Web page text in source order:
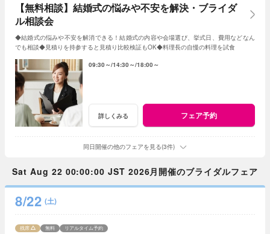
【無料相談】結婚式の悩みや不安を解決・ブライダ
ル相談会
◆結婚式の悩みや不安を解消できる！結婚式の内容や会場選び、挙式日、費用などなん
でも相談◆見積りを持参すると見積り比較検証もOK◆料理長の自慢の料理を試食
09:30～ 14:30～ 18:00～
詳しくみる フェア予約
同日開催の他のフェアを見る(3件)
Sat Aug 22 00:00:00 JST 2026月開催のブライダルフェア
8/22 (土)
残席 無料 リアルタイム予約